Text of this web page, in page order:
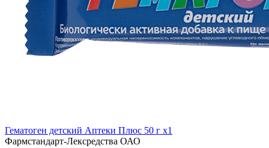
Гематоген детский Аптеки Плюс 50 г x1
Фармстандарт-Лексредства ОАО